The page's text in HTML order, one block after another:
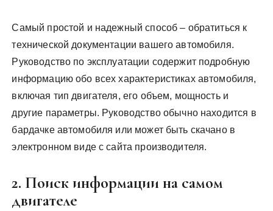
Самый простой и надежный способ – обратиться к
технической документации вашего автомобиля.
Руководство по эксплуатации содержит подробную
информацию обо всех характеристиках автомобиля,
включая тип двигателя, его объем, мощность и
другие параметры. Руководство обычно находится в
бардачке автомобиля или может быть скачано в
электронном виде с сайта производителя.
2. Поиск информации на самом
двигателе